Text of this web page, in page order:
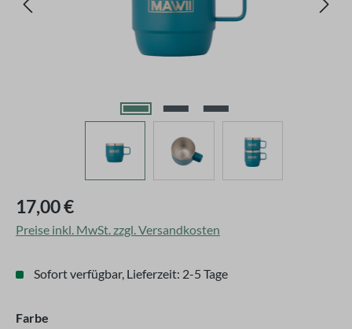
Regulärer Preis:
17,00 €
Preise inkl. MwSt. zzgl. Versandkosten
Sofort verfügbar, Lieferzeit: 2-5 Tage
Farbe